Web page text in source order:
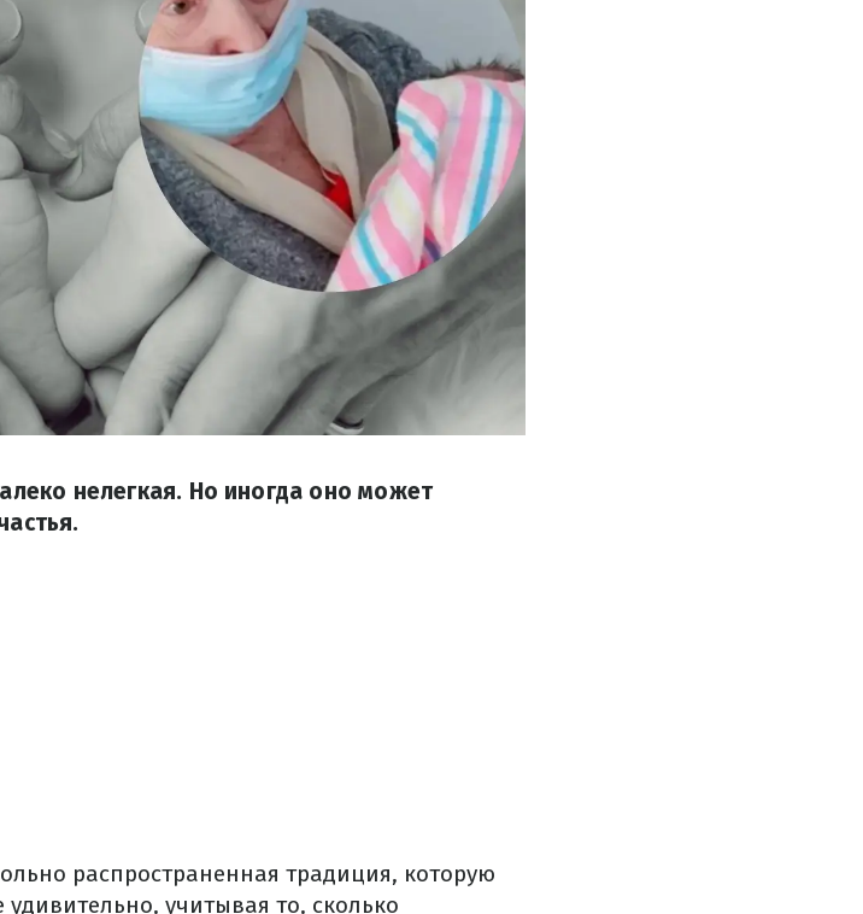
нелегкая. Но иногда оно может
распространенная традиция, которую
учитывая то, сколько